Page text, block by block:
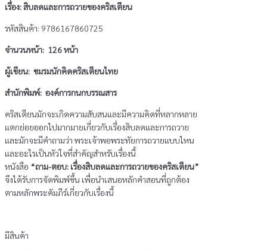
เรื่อง: สิบลดและการถวายของคริสเตียน
รหัสสินค้า: 9786167860725
จำนวนหน้า: 126 หน้า
ผู้เขียน: ชมรมนักคิดคริสเตียนไทย
สำนักพิมพ์: องค์การกนกบรรณสาร
คริสเตียนมักจะเกิดความสับสนและมีความคิดที่หลากหลาย
แตกย่อยออกไปมากมายเกี่ยวกับเรื่องสิบลดและการถวาย
และมักจะมีคำถามว่า พระเจ้าพอพระทัยการถวายแบบไหน
และอะไรเป็นหัวใจที่สำคัญสำหรับเรื่องนี้
หนังสือ “ถาม-ตอบ: เรื่องสิบลดและการถวายของคริสเตียน”
จึงได้รับการจัดพิมพ์ขึ้น เพื่อนำเสนอหลักคำสอนที่ถูกต้อง
ตามหลักพระคัมภีร์เกี่ยวกับเรื่องนี้
มีสินค้า